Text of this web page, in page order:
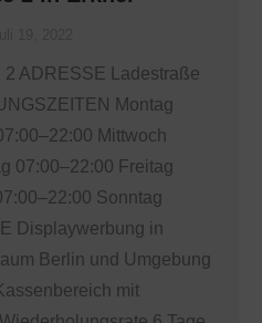
ADRESSE Ladestraße
Montag
Mittwoch
07:00–22:00 Freitag
Sonntag
Displaywerbung in
Berlin und Umgebung
mit